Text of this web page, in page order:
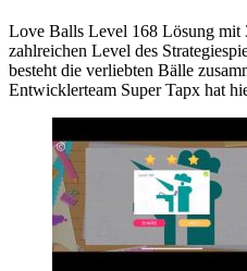
Love Balls Level 168 Lösung mit
zahlreichen Level des
besteht die verliebten Bälle
Entwicklerteam Super Tapx hat